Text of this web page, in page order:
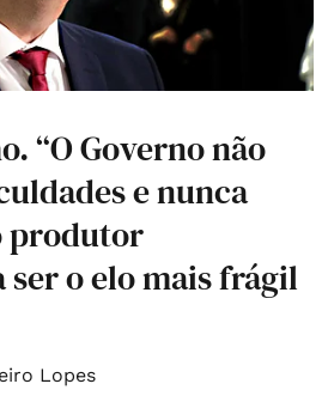
“O Governo não
e nunca
produtor
ser o elo mais frágil
Lopes